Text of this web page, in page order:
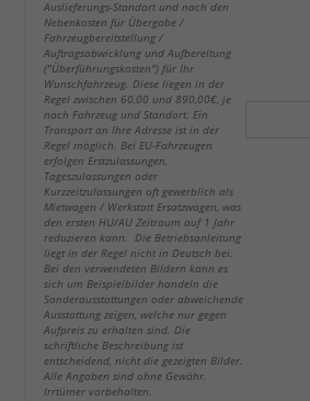
Auslieferungs-Standort und nach den
Nebenkosten für Übergabe /
Fahrzeugbereitstellung /
Auftragsabwicklung und Aufbereitung
("Überführungskosten") für Ihr
Wunschfahrzeug. Diese liegen in der
Regel zwischen 60,00 und 890,00€, je
nach Fahrzeug und Standort. Ein
Transport an Ihre Adresse ist in der
Regel möglich. Bei EU-Fahrzeugen
erfolgen Erstzulassungen,
Tageszulassungen oder
Kurzzeitzulassungen oft gewerblich als
Mietwagen / Werkstatt Ersatzwagen, was
den ersten HU/AU Zeitraum auf 1 Jahr
reduzieren kann. Die Betriebsanleitung
liegt in der Regel nicht in Deutsch bei.
Bei den verwendeten Bildern kann es
sich um Beispielbilder handeln die
Sonderausstattungen oder abweichende
Ausstattung zeigen, welche nur gegen
Aufpreis zu erhalten sind. Die
schriftliche Beschreibung ist
entscheidend, nicht die gezeigten Bilder.
Alle Angaben sind ohne Gewähr.
Irrtümer vorbehalten.